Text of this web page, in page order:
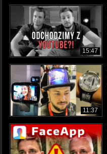
15:47
11:37